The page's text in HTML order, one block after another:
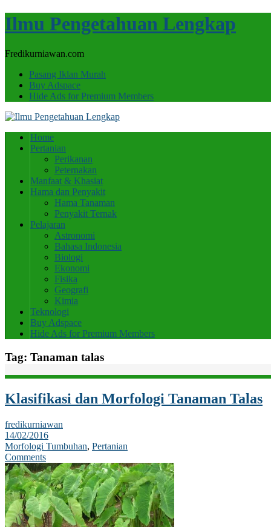
Ilmu Pengetahuan Lengkap
Fredikurniawan.com
Pasang Iklan Murah
Buy Adspace
Hide Ads for Premium Members
Home
Pertanian
Perikanan
Peternakan
Manfaat & Khasiat
Hama dan Penyakit
Hama Tanaman
Penyakit Ternak
Pelajaran
Astronomi
Bahasa Indonesia
Biologi
Ekonomi
Fisika
Geografi
Kimia
Teknologi
Buy Adspace
Hide Ads for Premium Members
Tag: Tanaman talas
Klasifikasi dan Morfologi Tanaman Talas
fredikurniawan
14/02/2016
Morfologi Tumbuhan, Pertanian
Comments